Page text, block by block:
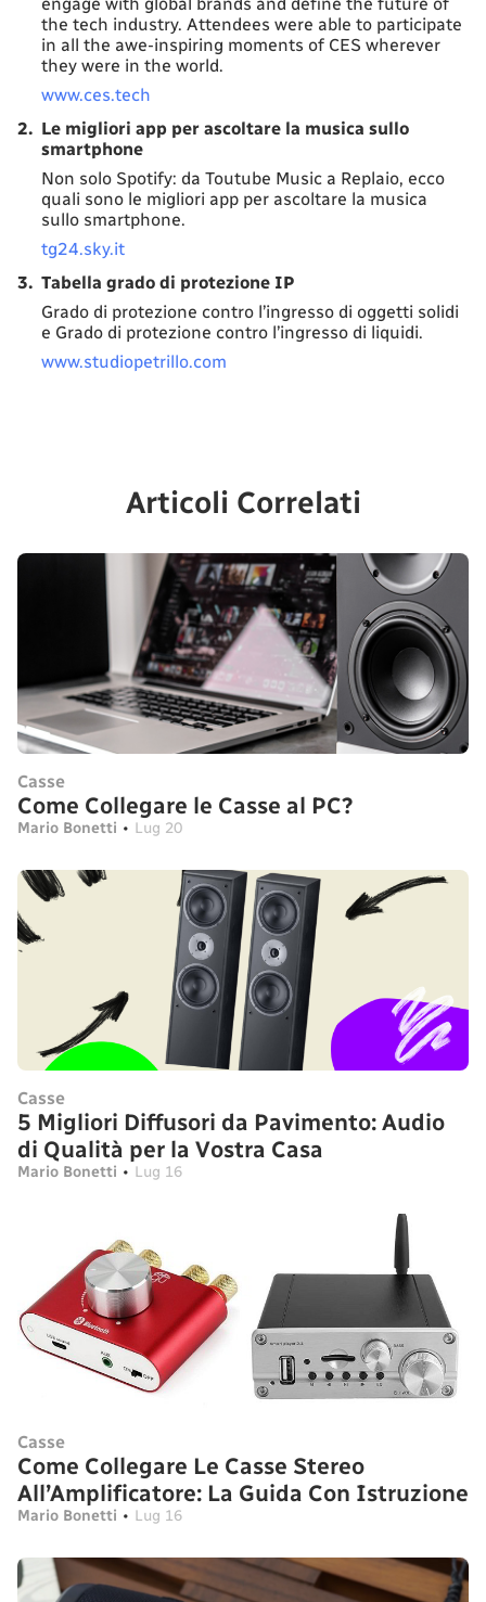
the tech industry. Attendees were able to participate
in all the awe-inspiring moments of CES wherever
they were in the world.
www.ces.tech
2. Le migliori app per ascoltare la musica sullo
smartphone
Non solo Spotify: da Toutube Music a Replaio, ecco
quali sono le migliori app per ascoltare la musica
sullo smartphone.
tg24.sky.it
3. Tabella grado di protezione IP
Grado di protezione contro l’ingresso di oggetti solidi
e Grado di protezione contro l’ingresso di liquidi.
www.studiopetrillo.com
Articoli Correlati
Casse
Come Collegare le Casse al PC?
Mario Bonetti • Lug 20
Casse
5 Migliori Diffusori da Pavimento: Audio
di Qualità per la Vostra Casa
Mario Bonetti • Lug 16
Casse
Come Collegare Le Casse Stereo
All’Amplificatore: La Guida Con Istruzione
Mario Bonetti • Lug 16